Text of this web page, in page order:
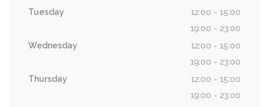
Tuesday
12:00 - 15:00
19:00 - 23:00
Wednesday
12:00 - 15:00
19:00 - 23:00
Thursday
12:00 - 15:00
19:00 - 23:00